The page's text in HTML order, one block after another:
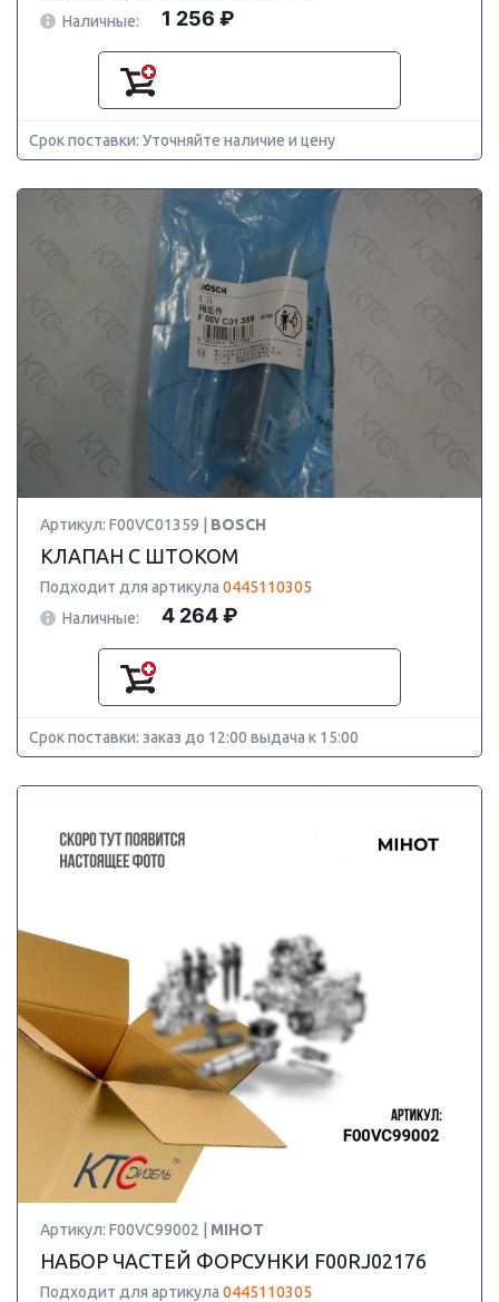
Наличные:
1 256 ₽
Срок поставки: Уточняйте наличие и цену
Артикул: F00VC01359 | BOSCH
КЛАПАН С ШТОКОМ
Подходит для артикула 0445110305
Наличные:
4 264 ₽
Срок поставки: заказ до 12:00 выдача к 15:00
Артикул: F00VC99002 | MIHOT
НАБОР ЧАСТЕЙ ФОРСУНКИ F00RJ02176
Подходит для артикула 0445110305